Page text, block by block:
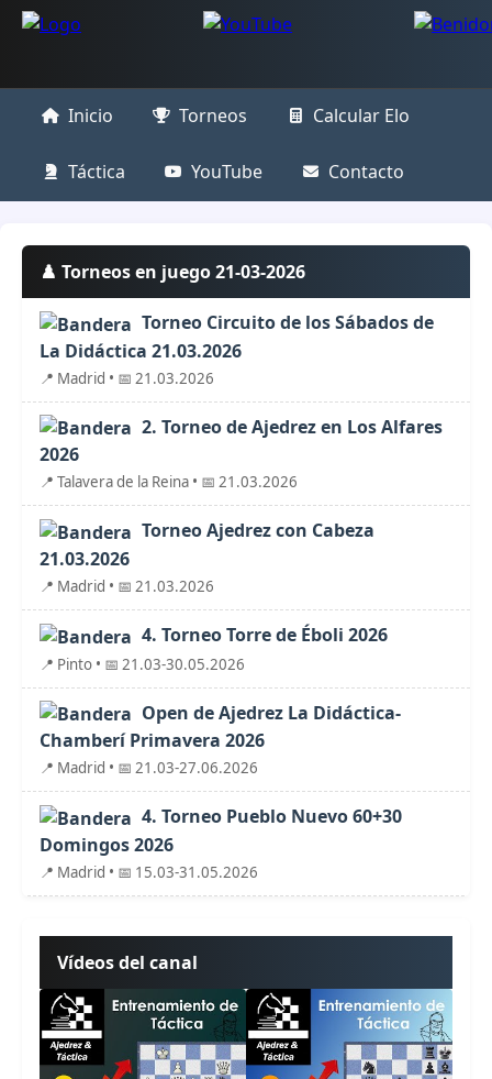
Inicio Torneos Calcular Elo
Táctica YouTube Contacto
♟️ Torneos en juego 21-03-2026
Torneo Circuito de los Sábados de
La Didáctica 21.03.2026
📍 Madrid • 📅 21.03.2026
2. Torneo de Ajedrez en Los Alfares
2026
📍 Talavera de la Reina • 📅 21.03.2026
Torneo Ajedrez con Cabeza
21.03.2026
📍 Madrid • 📅 21.03.2026
4. Torneo Torre de Éboli 2026
📍 Pinto • 📅 21.03-30.05.2026
Open de Ajedrez La Didáctica-
Chamberí Primavera 2026
📍 Madrid • 📅 21.03-27.06.2026
4. Torneo Pueblo Nuevo 60+30
Domingos 2026
📍 Madrid • 📅 15.03-31.05.2026
Vídeos del canal